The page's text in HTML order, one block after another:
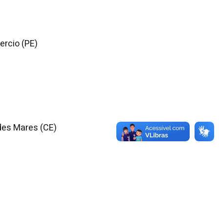
(PE)
Mares (CE)